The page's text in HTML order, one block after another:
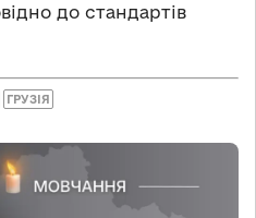
до стандартів
ГРУЗІЯ